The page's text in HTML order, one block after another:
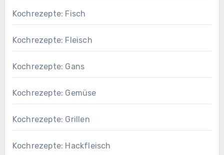
Kochrezepte: Fisch
Kochrezepte: Fleisch
Kochrezepte: Gans
Kochrezepte: Gemüse
Kochrezepte: Grillen
Kochrezepte: Hackfleisch